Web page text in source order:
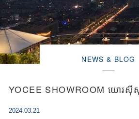
NEWS & BLOG
YOCEE SHOWROOM យោរស៊ី
2024.03.21